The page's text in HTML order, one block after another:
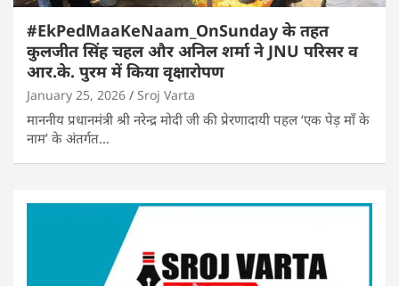
#EkPedMaaKeNaam_OnSunday के तहत
कुलजीत सिंह चहल और अनिल शर्मा ने JNU परिसर व
आर.के. पुरम में किया वृक्षारोपण
January 25, 2026 Sroj Varta
माननीय प्रधानमंत्री श्री नरेन्द्र मोदी जी की प्रेरणादायी पहल ‘एक पेड़ माँ के
नाम’ के अंतर्गत…